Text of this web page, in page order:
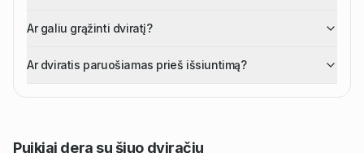
Ar galiu grąžinti dviratį?
Ar dviratis paruošiamas prieš išsiuntimą?
Puikiai dera su šiuo dviračiu